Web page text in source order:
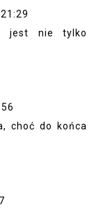
jest nie tylko
choć do końca